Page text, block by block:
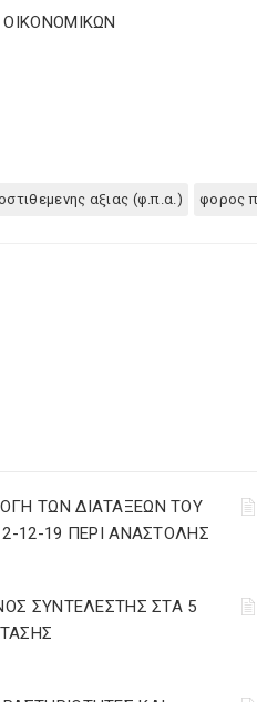
αξιας (φ.π.α.) φορος
ΤΩΝ ΔΙΑΤΑΞΕΩΝ ΤΟΥ
12-19 ΠΕΡΙ ΑΝΑΣΤΟΛΗΣ
ΣΥΝΤΕΛΕΣΤΗΣ ΣΤΑ 5